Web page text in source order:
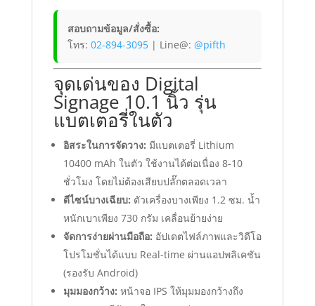
สอบถามข้อมูล/สั่งซื้อ:
โทร: 02-894-3095| Line@: @pifth
จุดเด่นของ Digital
Signage 10.1 นิ้ว รุ่น
แบตเตอรี่ในตัว
อิสระในการจัดวาง: มีแบตเตอรี่ Lithium
10400 mAh ในตัว ใช้งานได้ต่อเนื่อง 8-10
ชั่วโมง โดยไม่ต้องเสียบปลั๊กตลอดเวลา
ดีไซน์บางเฉียบ: ตัวเครื่องบางเพียง 1.2 ซม. น้ำ
หนักเบาเพียง 730 กรัม เคลื่อนย้ายง่าย
จัดการง่ายผ่านมือถือ: อัปเดตไฟล์ภาพและวิดีโอ
โปรโมชั่นได้แบบ Real-time ผ่านแอปพลิเคชัน
(รองรับ Android)
มุมมองกว้าง: หน้าจอ IPS ให้มุมมองกว้างถึง